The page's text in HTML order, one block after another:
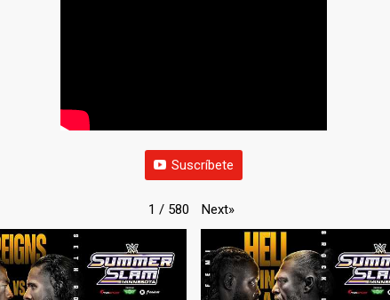
Suscríbete
1 / 580 Next»